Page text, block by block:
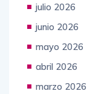
julio 2026
junio 2026
mayo 2026
abril 2026
marzo 2026